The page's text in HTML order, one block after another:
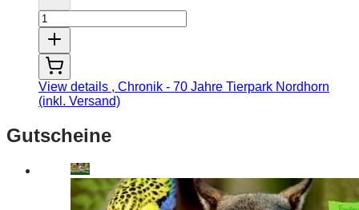
View details , Chronik - 70 Jahre Tierpark Nordhorn
(inkl. Versand)
Gutscheine